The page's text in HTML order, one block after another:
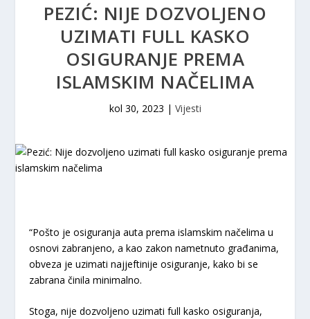
PEZIĆ: NIJE DOZVOLJENO
UZIMATI FULL KASKO
OSIGURANJE PREMA
ISLAMSKIM NAČELIMA
kol 30, 2023 | Vijesti
“Pošto je osiguranja auta prema islamskim načelima u
osnovi zabranjeno, a kao zakon nametnuto građanima,
obveza je uzimati najjeftinije osiguranje, kako bi se
zabrana činila minimalno.
Stoga, nije dozvoljeno uzimati full kasko osiguranja,